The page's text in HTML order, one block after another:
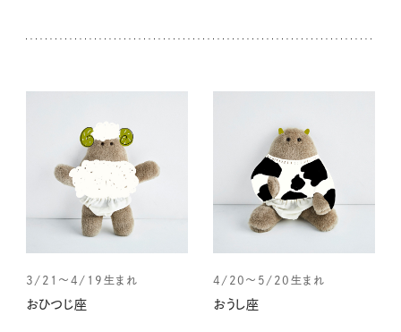
3/21～4/19生まれ
おひつじ座
4/20～5/20生まれ
おうし座